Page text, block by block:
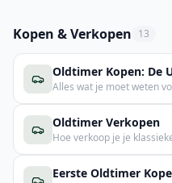
Kopen & Verkopen 13
Oldtimer Kopen: De
Alles wat je moet weten
Oldtimer Verkopen
Hoe verkoop je je
Eerste Oldtimer